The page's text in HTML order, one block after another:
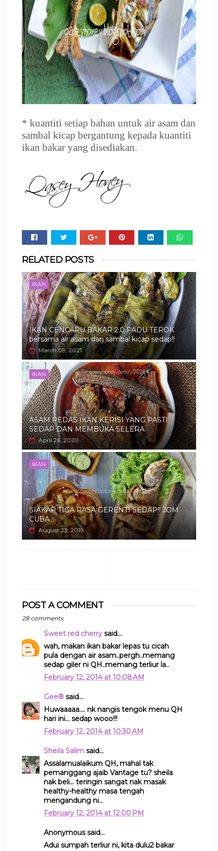
* kuantiti setiap bahan untuk air asam dan
sambal kicap bergantung kepada kuantiti
ikan bakar yang disediakan.
RELATED POSTS
IKAN
IKAN CENCARU BAKAR 2.0 PADU TEROK
bersama air asam dan sambal kicap sedap!!
March 09, 2021
IKAN
ASAM PEDAS IKAN KERISI YANG PASTI
SEDAP DAN MEMBUKA SELERA
April 26, 2020
IKAN
SIAKAP TIGA RASA GERENTI SEDAP!! JOM
CUBA
August 23, 2019
POST A COMMENT
28 comments
Sweet red cherrysaid...
wah, makan ikan bakar lepas tu cicah
pula dengan air asam..pergh..memang
sedap giler ni QH..memang terliur la..
February 12, 2014 at 10:08 AM
Gee®said...
Huwaaaaa.... nk nangis tengok menu QH
hari ini... sedap wooo!!!
February 12, 2014 at 10:30 AM
Sheila Salimsaid...
Assalamualaikum QH, mahal tak
pemanggang ajaib Vantage tu? sheila
nak beli... teringin sangat nak masak
healthy-healthy masa tengah
mengandung ni...
February 12, 2014 at 12:00 PM
Anonymous said...
Adui sumpah terliur ni, kita dulu2 bakar